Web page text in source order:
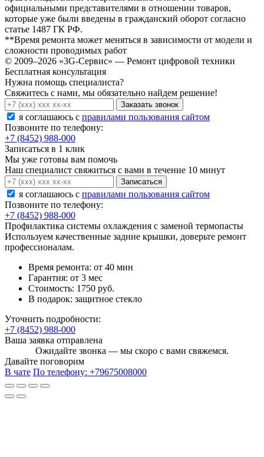
официальными представителями в отношении товаров,
которые уже были введены в гражданский оборот согласно
статье 1487 ГК РФ.
**Время ремонта может меняться в зависимости от модели и
сложности проводимых работ
© 2009–2026 «3G-Сервис» — Ремонт цифровой техники
Бесплатная консультация
Нужна помощь специалиста?
Свяжитесь с нами, мы обязательно найдем решение!
Заказать звонок
я соглашаюсь c правилами пользования сайтом
Позвоните по телефону:
+7 (8452) 988-000
Записаться в 1 клик
Мы уже готовы вам помочь
Наш специалист свяжиться с вами в течение 10 минут
Записаться
я соглашаюсь c правилами пользования сайтом
Позвоните по телефону:
+7 (8452) 988-000
Профилактика системы охлаждения с заменой термопасты
Используем качественные задние крышки, доверьте ремонт
профессионалам.
Время ремонта: от 40 мин
Гарантия: от 3 мес
Стоимость: 1750 руб.
В подарок: защитное стекло
Уточнить подробности:
+7 (8452) 988-000
Ваша заявка отправлена
Ожидайте звонка — мы скоро с вами свяжемся.
Давайте поговорим
В чате По телефону: +79675008000